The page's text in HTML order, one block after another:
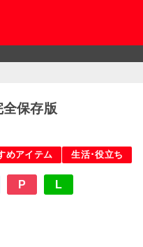
保存版
めアイテム
生活･役立ち
P L